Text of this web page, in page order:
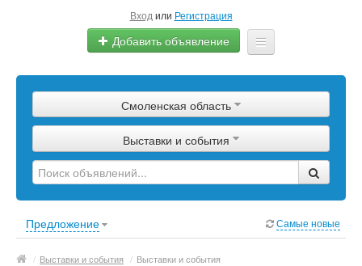
Вход или Регистрация
Добавить объявление
Сырье
Изделия
Оборудование
Смоленская область
Выставки и события
Предложение Самые новые
/ Выставки и события / Выставки и события